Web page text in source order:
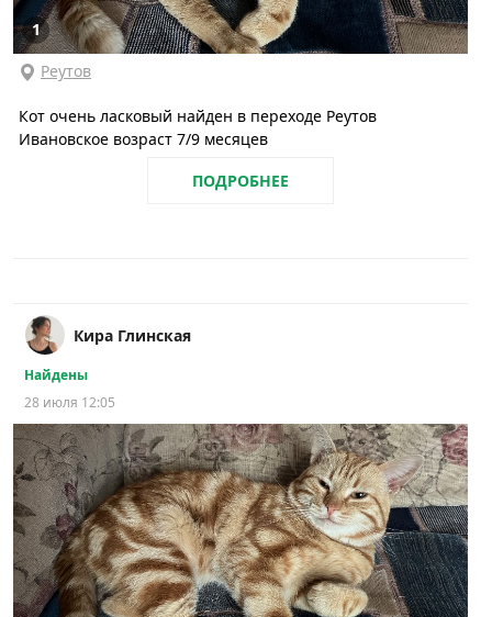
1
Реутов
Кот очень ласковый найден в переходе Реутов
Ивановское возраст 7/9 месяцев
ПОДРОБНЕЕ
Кира Глинская
Найдены
28 июля 12:05